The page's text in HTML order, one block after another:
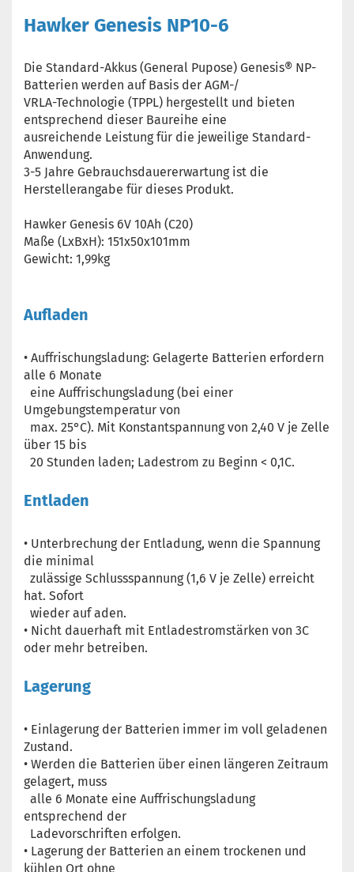
Hawker Genesis NP10-6
Die Standard-Akkus (General Pupose) Genesis® NP-
Batterien werden auf Basis der AGM-/
VRLA-Technologie (TPPL) hergestellt und bieten
entsprechend dieser Baureihe eine
ausreichende Leistung für die jeweilige Standard-
Anwendung.
3-5 Jahre Gebrauchsdauererwartung ist die
Herstellerangabe für dieses Produkt.
Hawker Genesis 6V 10Ah (C20)
Maße (LxBxH): 151x50x101mm
Gewicht: 1,99kg
Aufladen
• Auffrischungsladung: Gelagerte Batterien erfordern
alle 6 Monate
eine Auffrischungsladung (bei einer
Umgebungstemperatur von
max. 25°C). Mit Konstantspannung von 2,40 V je Zelle
über 15 bis
20 Stunden laden; Ladestrom zu Beginn < 0,1C.
Entladen
• Unterbrechung der Entladung, wenn die Spannung
die minimal
zulässige Schlussspannung (1,6 V je Zelle) erreicht
hat. Sofort
wieder auf aden.
• Nicht dauerhaft mit Entladestromstärken von 3C
oder mehr betreiben.
Lagerung
• Einlagerung der Batterien immer im voll geladenen
Zustand.
• Werden die Batterien über einen längeren Zeitraum
gelagert, muss
alle 6 Monate eine Auffrischungsladung
entsprechend der
Ladevorschriften erfolgen.
• Lagerung der Batterien an einem trockenen und
kühlen Ort ohne